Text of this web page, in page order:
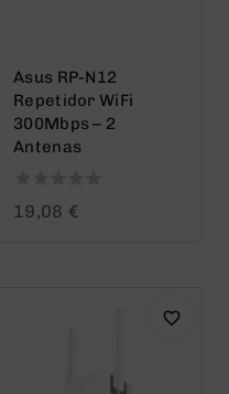
Asus RP-N12
Repetidor WiFi
300Mbps – 2
Antenas
019,08 €